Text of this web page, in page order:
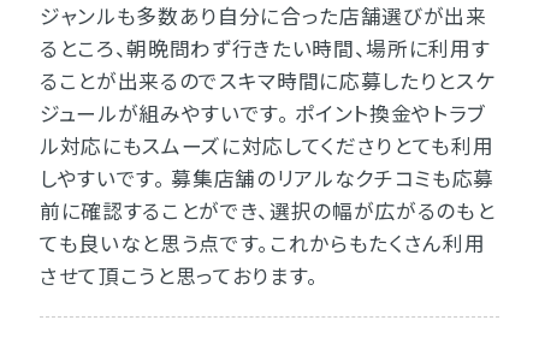
ジャンルも多数あり自分に合った店舗選びが出来
るところ、朝晩問わず行きたい時間、場所に利用す
ることが出来るのでスキマ時間に応募したりとスケ
ジュールが組みやすいです。 ポイント換金やトラブ
ル対応にもスムーズに対応してくださりとても利用
しやすいです。 募集店舗のリアルなクチコミも応募
前に確認することができ、選択の幅が広がるのもと
ても良いなと思う点です。これからもたくさん利用
させて頂こうと思っております。